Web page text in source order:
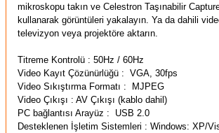
mikroskopu takın ve Celestron Taşınabilir
kullanarak görüntüleri yakalayın. Ya da dahil i
televizyon veya projektöre aktarın.
Titreme Kontrolü : 50Hz / 60Hz
Video Kayıt Çözünürlüğü : VGA, 30fps
Video Sıkıştırma Formatı :
MJPEG
Video Çıkışı : AV Çıkışı (kablo dahil)
PC bağlantısı Arayüz : USB 2.0
Desteklenen İşletim Sistemleri : Windows: XP/